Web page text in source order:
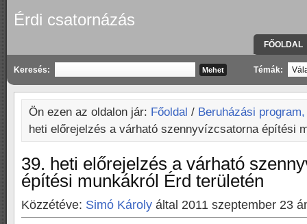
Érdi csatornázás
FŐOLDAL
Keresés: Témák:
Ön ezen az oldalon jár: Főoldal / Beruházási
heti előrejelzés a várható szennyvízcsatorna építési
39. heti előrejelzés a várható
építési munkákról Érd területén
Közzétéve: Simó Károly által 2011 szeptember 23